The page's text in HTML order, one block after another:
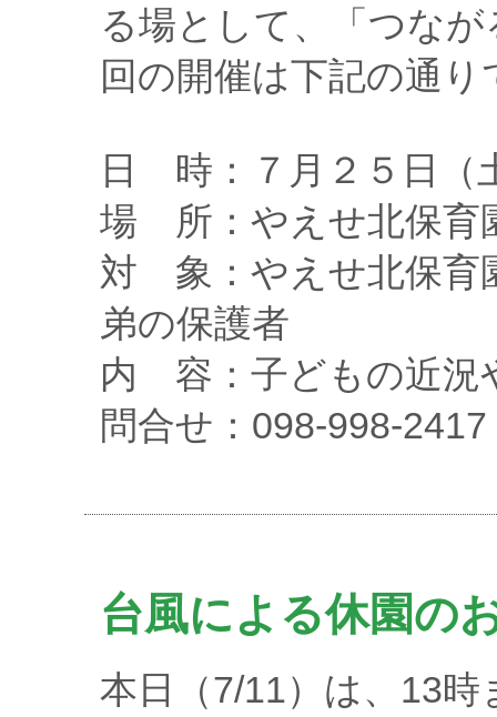
る場として、「つな
回の開催は下記の通り
日 時：７月２５日（
場 所：やえせ北保育
対 象：やえせ北保育
弟の保護者
内 容：子どもの近況
問合せ：098-998-
台風による休園の
本日（7/11）は、13